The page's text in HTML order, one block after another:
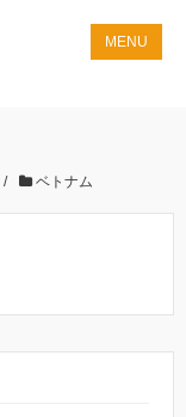
/ ベトナム